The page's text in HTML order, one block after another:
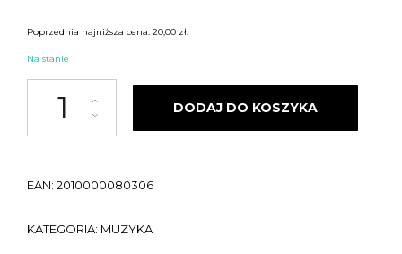
cena
40,00 zł.20,00 zł.
Poprzednia najniższa cena: 20,00 zł.
Na stanie
ilość STREET AUTONOMY MIXTAPE VOL.1
DODAJ DO KOSZYKA
EAN: 2010000080306
KATEGORIA: MUZYKA